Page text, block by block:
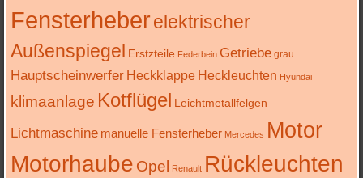
Fensterheberelektrischer
Außenspiegel Erstzteile Federbein Getriebe grau
Hauptscheinwerfer Heckklappe Heckleuchten Hyundai
klimaanlage Kotflügel Leichtmetallfelgen
Lichtmaschine manuelle Fensterheber Mercedes Motor
Motorhaube Opel Renault Rückleuchten